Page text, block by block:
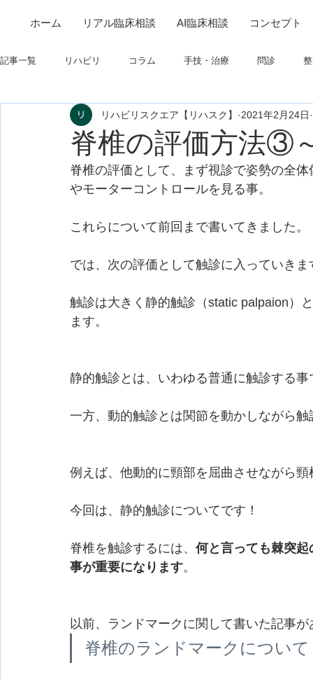
ホーム リアル臨床相談 AI臨床相談 コンセプト
記事一覧 リハビリ コラム 手技・治療 問診
制度関連 学会・研究関連 高次脳機能障害
フィジカルアセスメント 仕事について 栄養 パー
脊椎の評価方法③
リハビリスクエア【リハスク】 2021年2月24日
脊椎の評価として、まず視診で姿勢の全
やモーターコントロールを見る事。
これらについて前回まで書いてきました。
では、次の評価として触診に入っていきま
触診は大きく静的触診（static palpaion）
ます。
静的触診とは、いわゆる普通に触診する事
一方、動的触診とは関節を動かしながら
例えば、他動的に頸部を屈曲させながら
今回は、静的触診についてです！
脊椎を触診するには、 何と言っても棘突
事が重要になります。
以前、ランドマークに関して書いた記事
脊椎のランドマークについて